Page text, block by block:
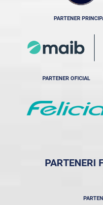
PARTENER
PARTENER OFICIAL
PARTENERI